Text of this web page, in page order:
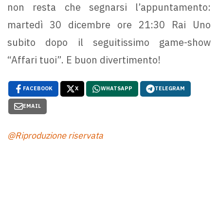
non resta che segnarsi l’appuntamento:
martedì 30 dicembre ore 21:30 Rai Uno
subito dopo il seguitissimo game-show
“Affari tuoi”. E buon divertimento!
FACEBOOK X WHATSAPP TELEGRAM
EMAIL
@Riproduzione riservata